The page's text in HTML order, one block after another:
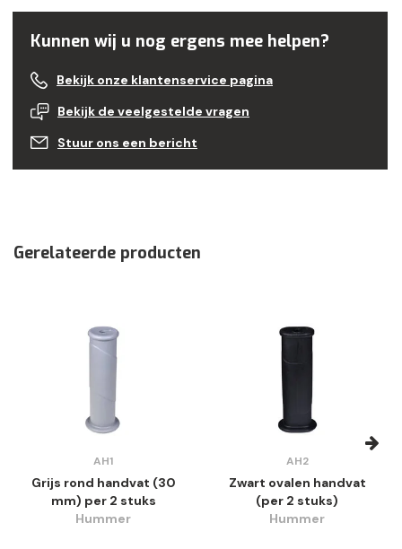
Kunnen wij u nog ergens mee helpen?
Bekijk onze klantenservice pagina
Bekijk de veelgestelde vragen
Stuur ons een bericht
Gerelateerde producten
AH1
Grijs rond handvat (30
mm) per 2 stuks
Hummer
AH2
Zwart ovalen handvat
(per 2 stuks)
Hummer